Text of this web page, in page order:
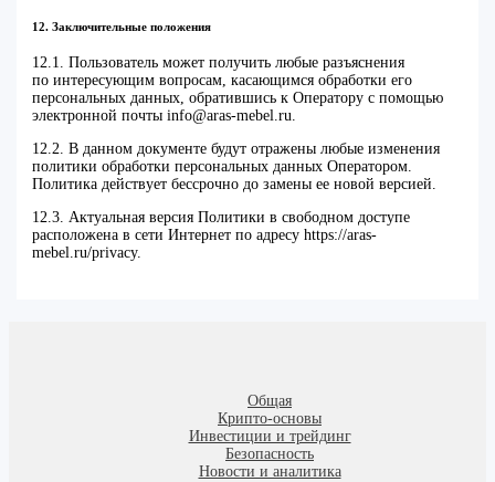
12. Заключительные положения
12.1. Пользователь может получить любые разъяснения
по интересующим вопросам, касающимся обработки его
персональных данных, обратившись к Оператору с помощью
электронной почты info@aras-mebel.ru.
12.2. В данном документе будут отражены любые изменения
политики обработки персональных данных Оператором.
Политика действует бессрочно до замены ее новой версией.
12.3. Актуальная версия Политики в свободном доступе
расположена в сети Интернет по адресу https://aras-
mebel.ru/privacy.
Общая
Крипто-основы
Инвестиции и трейдинг
Безопасность
Новости и аналитика